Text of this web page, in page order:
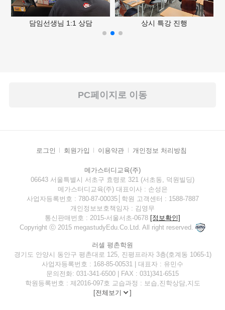
담임선생님 1:1 상담 상시 특강 진행
PC페이지로 이동
로그인 회원가입 이용약관 개인정보 처리방침
메가스터디교육(주)
06643 서울특별시 서초구 효령로 321 (서초동, 덕원빌딩)
메가스터디교육(주) 대표이사 : 손성은
사업자등록번호 : 780-87-00035│학원 고객센터 : 1588-7887
개인정보보호책임자 : 김영무
통신판매번호 : 2015-서울서초-0678 [정보확인]
Copyright ⓒ 2015 megastudyEdu.Co.Ltd. All right reserved.
러셀 평촌학원
경기도 안양시 동안구 평촌대로 125, 진평프라자 3층(호계동 1065-1)
사업자등록번호 : 168-85-00531 | 대표자 : 유민수
문의전화: 031-341-6500 | FAX : 031)341-6515
학원등록번호 : 제2016-097호 교습과정 : 보습,진학상담,지도
[전체보기 ]